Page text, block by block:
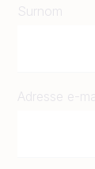
Surnom
Adresse e-mail